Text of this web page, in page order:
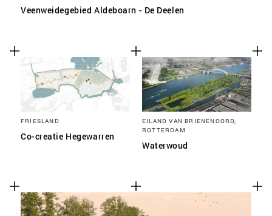
Veenweidegebied Aldeboarn - De Deelen
FRIESLAND
Co-creatie Hegewarren
EILAND VAN BRIENENOORD,
ROTTERDAM
Waterwoud